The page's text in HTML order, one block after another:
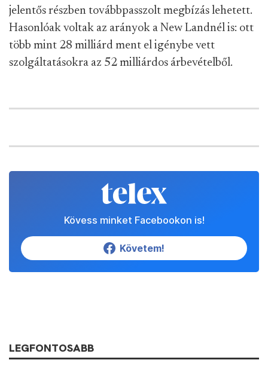
jelentős részben továbbpasszolt megbízás lehetett.
Hasonlóak voltak az arányok a New Landnél is: ott
több mint 28 milliárd ment el igénybe vett
szolgáltatásokra az 52 milliárdos árbevételből.
Kövess minket Facebookon is!
Követem!
LEGFONTOSABB